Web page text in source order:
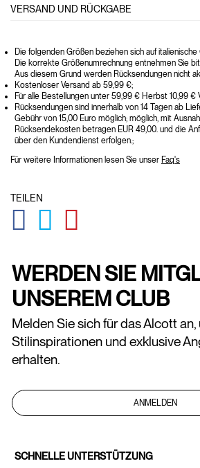
VERSAND UND RÜCKGABE
Die folgenden Größen beziehen sich auf italienische
Die korrekte Größenumrechnung entnehmen Sie
Aus diesem Grund werden Rücksendungen nicht
Kostenloser Versand ab 59,99 €;
Für alle Bestellungen unter 59,99 € Herbst 10,99 €
Rücksendungen sind innerhalb von 14 Tagen ab
Gebühr von 15,00 Euro möglich; möglich, mit
Rücksendekosten betragen EUR 49,00. und die
über den Kundendienst erfolgen.;
Für weitere Informationen lesen Sie unser Faq's
TEILEN
WERDEN SIE
UNSEREM CLUB
Melden Sie sich für das Alcott
Stilinspirationen und exklusive
erhalten.
ANMELDEN
SCHNELLE UNTERSTÜTZUNG